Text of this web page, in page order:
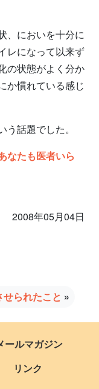
、においを十分に
レになって以来ず
の状態がよく分か
か慣れている感じ
話題でした。
なたも医者いら
2008年05月04日
られたこと »
ールマガジン
リンク